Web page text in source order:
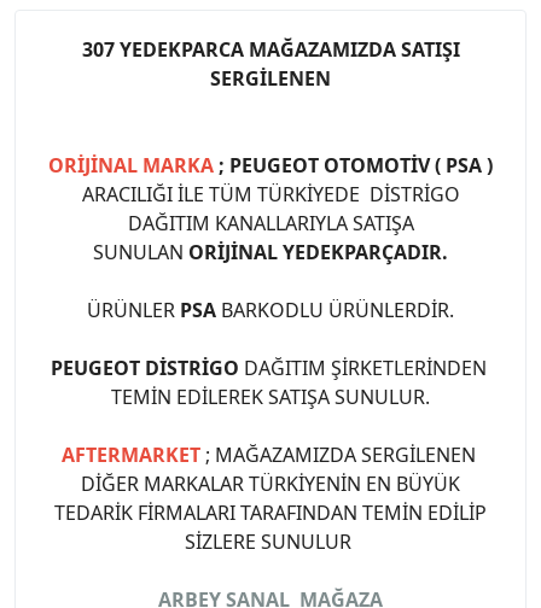
307 YEDEKPARCA MAĞAZAMIZDA SATIŞI
SERGİLENEN
ORİJİNAL MARKA ; PEUGEOT OTOMOTİV ( PSA )
ARACILIĞI İLE TÜM TÜRKİYEDE DİSTRİGO
DAĞITIM KANALLARIYLA SATIŞA
SUNULAN ORİJİNAL YEDEKPARÇADIR.
ÜRÜNLER PSA BARKODLU ÜRÜNLERDİR.
PEUGEOT DİSTRİGO DAĞITIM ŞİRKETLERİNDEN
TEMİN EDİLEREK SATIŞA SUNULUR.
AFTERMARKET ; MAĞAZAMIZDA SERGİLENEN
DİĞER MARKALAR TÜRKİYENİN EN BÜYÜK
TEDARİK FİRMALARI TARAFINDAN TEMİN EDİLİP
SİZLERE SUNULUR
ARBEY SANAL MAĞAZA